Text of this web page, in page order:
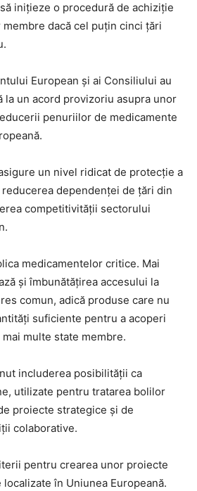
inițieze o procedură de achiziție
dacă cel puțin cinci țări
European și ai Consiliului au
la un acord provizoriu asupra unor
penuriilor de medicamente
un nivel ridicat de protecție a
dependenței de țări din
competitivității sectorului
medicamentelor critice. Mai
și îmbunătățirea accesului la
comun, adică produse care nu
suficiente pentru a acoperi
multe state membre.
includerea posibilității ca
utilizate pentru tratarea bolilor
proiecte strategice și de
colaborative.
pentru crearea unor proiecte
în Uniunea Europeană.